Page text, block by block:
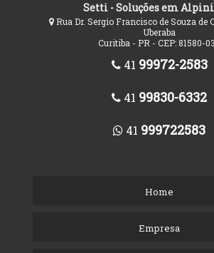
Setti - Soluções em
Rua Dr. Sergio Francisco de Souza de
Uberaba
Curitiba - PR - CEP: 81580-
41 99972-2583
41 99830-6332
41 999722583
Home
Empresa